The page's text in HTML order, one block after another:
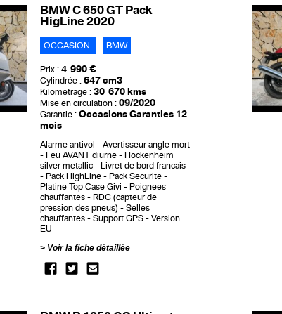
BMW C 650 GT Pack
HigLine 2020
OCCASION BMW
Prix : 4 990 €
Cylindrée : 647 cm3
Kilométrage : 30 670 kms
Mise en circulation : 09/2020
Garantie : Occasions Garanties 12
mois
Alarme antivol
Avertisseur angle mort
Feu AVANT diurne
Hockenheim
silver metallic
Livret de bord francais
Pack HighLine
Pack Securite
Platine Top Case Givi
Poignees
chauffantes
RDC (capteur de
pression des pneus)
Selles
chauffantes
Support GPS
Version
EU
Voir la fiche détaillée